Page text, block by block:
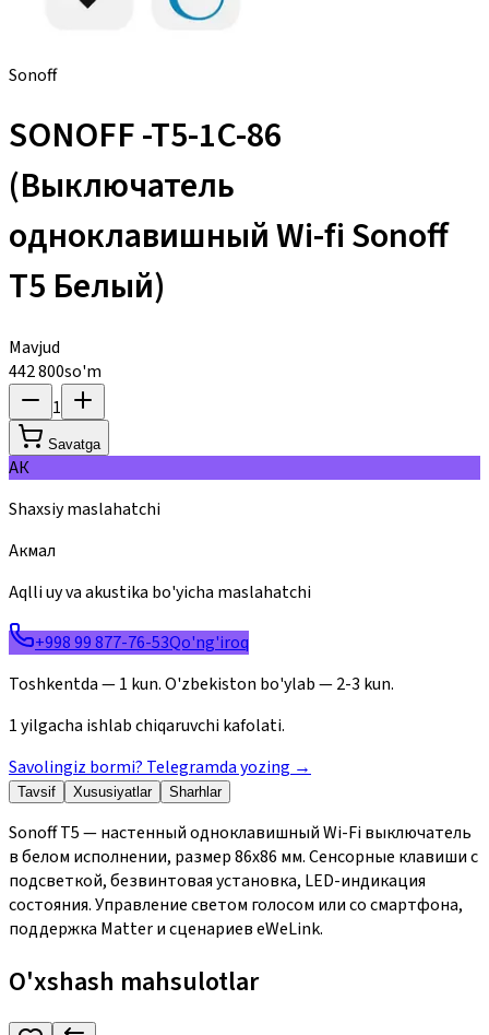
Sonoff
SONOFF -T5-1C-86
(Выключатель
одноклавишный Wi-fi Sonoff
T5 Белый)
Mavjud
442 800so'm
1
Savatga
АК
Shaxsiy maslahatchi
Акмал
Aqlli uy va akustika bo'yicha maslahatchi
+998 99 877-76-53Qo'ng'iroq
Toshkentda — 1 kun. O'zbekiston bo'ylab — 2-3 kun.
1 yilgacha ishlab chiqaruvchi kafolati.
Savolingiz bormi? Telegramda yozing →
Tavsif Xususiyatlar Sharhlar
Sonoff T5 — настенный одноклавишный Wi-Fi выключатель
в белом исполнении, размер 86x86 мм. Сенсорные клавиши с
подсветкой, безвинтовая установка, LED-индикация
состояния. Управление светом голосом или со смартфона,
поддержка Matter и сценариев eWeLink.
O'xshash mahsulotlar